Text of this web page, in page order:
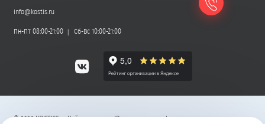
info@kostis.ru
Пн-Пт 08:00-21:00 Сб-Вс 10:00-21:00
©2026 КОСТИС — Кейтеринг. Юридическая информация